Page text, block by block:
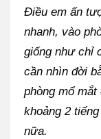
Điều em ấn
nhanh, vào
giống như chỉ
cần nhìn đời
phòng mổ
khoảng 2
nữa.